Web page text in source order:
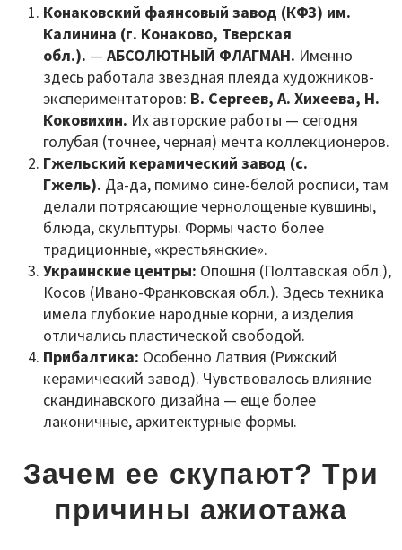
Конаковский фаянсовый завод (КФЗ) им.
Калинина (г. Конаково, Тверская
обл.). — АБСОЛЮТНЫЙ ФЛАГМАН. Именно
здесь работала звездная плеяда художников-
экспериментаторов: В. Сергеев, А. Хихеева, Н.
Коковихин. Их авторские работы — сегодня
голубая (точнее, черная) мечта коллекционеров.
Гжельский керамический завод (с.
Гжель). Да-да, помимо сине-белой росписи, там
делали потрясающие чернолощеные кувшины,
блюда, скульптуры. Формы часто более
традиционные, «крестьянские».
Украинские центры: Опошня (Полтавская обл.),
Косов (Ивано-Франковская обл.). Здесь техника
имела глубокие народные корни, а изделия
отличались пластической свободой.
Прибалтика: Особенно Латвия (Рижский
керамический завод). Чувствовалось влияние
скандинавского дизайна — еще более
лаконичные, архитектурные формы.
Зачем ее скупают? Три
причины ажиотажа